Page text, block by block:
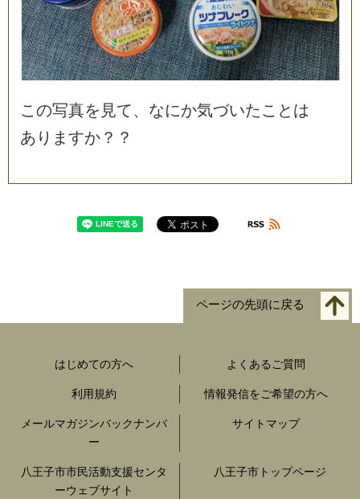
こ の写真を 見て、 なにか気づいたこ と は
あ り ま すか ？ ？
ページの先頭に戻る
はじめての方へ よくあるご質問
利用規約 情報発信をご希望の方へ
メールマガジンバックナンバ
ー
サイトマップ
八王子市市民活動支援センタ
ーウェブサイト
八王子市トップページ